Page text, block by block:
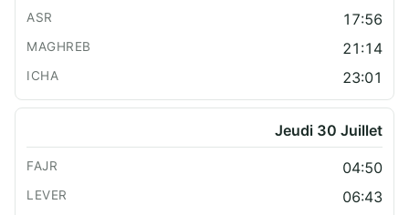
17:56
21:14
23:01
Jeudi 30 Juillet
04:50
06:43